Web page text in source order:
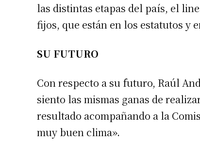
las distintas etapas del país, el
fijos, que están en los estatutos y
SU FUTURO
Con respecto a su futuro, Raúl
siento las mismas ganas de
resultado acompañando a la
muy buen clima».